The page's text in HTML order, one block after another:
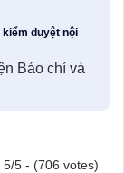
kiểm duyệt nội
Báo chí và
5/5 - (706 votes)